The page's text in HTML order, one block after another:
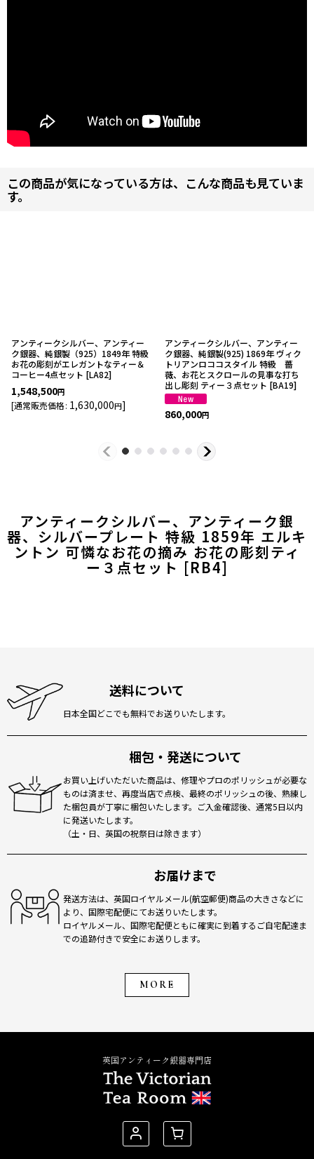
アンティークシルバー、アンティーク銀
器、シルバープレート 特級 1859年 エルキ
ントン 可憐なお花の摘み お花の彫刻ティ
ー３点セット [RB4]
この商品が気になっている方は、こんな商品も見ていま
す。
アンティークシルバー、アンティー
ク銀器、純銀製（925）1849年 特級
お花の彫刻がエレガントなティー＆
コーヒー4点セット [LA82]
1,548,500円
[通常販売価格: 1,630,000円]
アンティークシルバー、アンティー
ク銀器、純銀製(925) 1869年 ヴィク
トリアンロココスタイル 特級 薔
薇、お花とスクロールの見事な打ち
出し彫刻 ティー３点セット [BA19]
860,000円
送料について
日本全国どこでも無料でお送りいたします。
梱包・発送について
お買い上げいただいた商品は、修理やプロのポリッシュが必要な
ものは済ませ、再度当店で点検、最終のポリッシュの後、熟練し
た梱包員が丁寧に梱包いたします。ご入金確認後、通常5日以内
に発送いたします。
（土・日、英国の祝祭日は除きます）
お届けまで
発送方法は、英国ロイヤルメール(航空郵便)商品の大きさなどに
より、国際宅配便にてお送りいたします。
ロイヤルメール、国際宅配便ともに確実に到着するご自宅配達ま
での追跡付きで安全にお送りします。
MORE
英国アンティーク銀器専門店